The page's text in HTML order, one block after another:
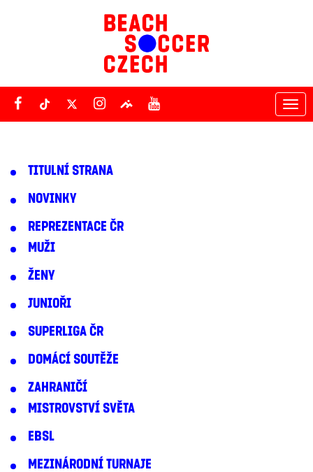
TITULNÍ STRANA
NOVINKY
REPREZENTACE ČR
MUŽI
ŽENY
JUNIOŘI
SUPERLIGA ČR
DOMÁCÍ SOUTĚŽE
ZAHRANIČÍ
MISTROVSTVÍ SVĚTA
EBSL
MEZINÁRODNÍ TURNAJE